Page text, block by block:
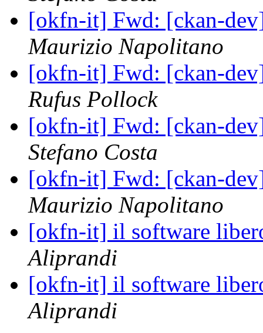
[okfn-it] Fwd: [ckan-
Maurizio Napolitano
[okfn-it] Fwd: [ckan-
Rufus Pollock
[okfn-it] Fwd: [ckan-
Stefano Costa
[okfn-it] Fwd: [ckan-
Maurizio Napolitano
[okfn-it] il software
Aliprandi
[okfn-it] il software
Aliprandi